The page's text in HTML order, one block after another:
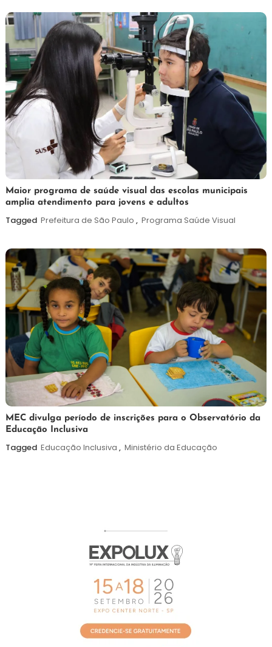
7
de
agosto
Maurilio
Maior programa de saúde visual das escolas municipais
amplia atendimento para jovens e adultos
Tagged Prefeitura de São Paulo , Programa Saúde Visual
7
de
agosto
Maurilio
MEC divulga período de inscrições para o Observatório da
Educação Inclusiva
Tagged Educação Inclusiva , Ministério da Educação